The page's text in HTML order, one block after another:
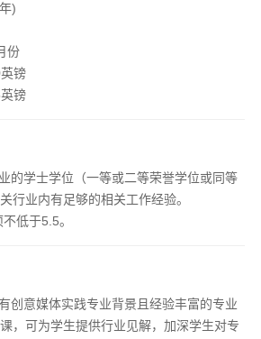
)
份
镑
镑
的学士学位（一等或二等荣誉学位或同等
行业内有足够的相关工作经验。
低于5.5。
创意媒体实践专业背景且经验丰富的专业
，可为学生提供行业见解，加深学生对专